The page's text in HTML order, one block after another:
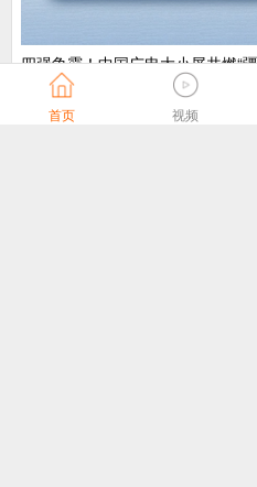
四强争霸！中国广电大小屏共燃“
中国广电
首页 视频